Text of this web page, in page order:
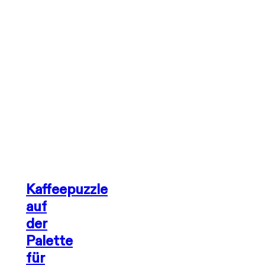
Kaffeepuzzle
auf
der
Palette
für